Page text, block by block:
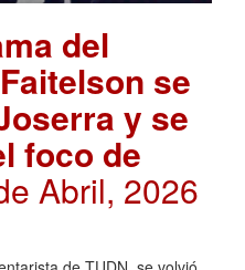
del
se
y se
foco de
Abril, 2026